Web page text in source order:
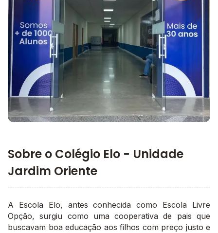
Sobre o Colégio Elo - Unidade
Jardim Oriente
A Escola Elo, antes conhecida como Escola Livre
Opção, surgiu como uma cooperativa de pais que
buscavam boa educação aos filhos com preço justo e